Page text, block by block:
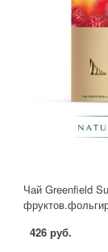
Чай Greenfield
426 руб.